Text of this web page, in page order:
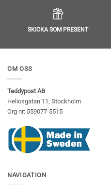
SKICKA SOM PRESENT
OM OSS
Teddypost AB
Heliosgatan 11, Stockholm
Org nr: 559077-5515
NAVIGATION